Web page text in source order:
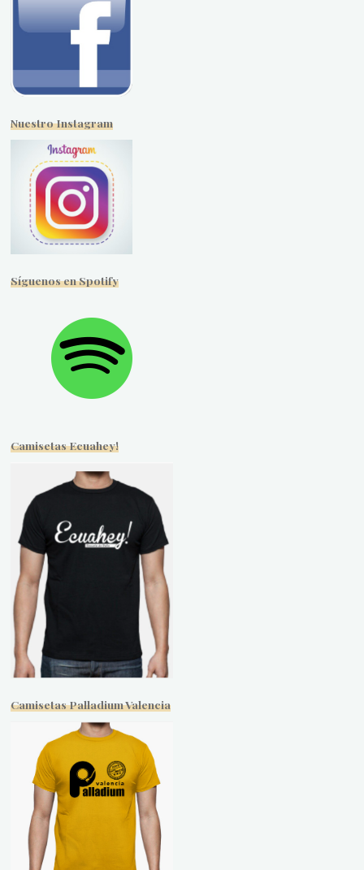
Nuestro Instagram
Síguenos en Spotify
Camisetas Ecuahey!
Camisetas Palladium Valencia